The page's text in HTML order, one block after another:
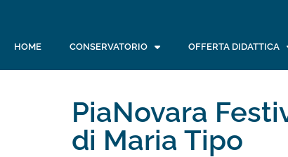
HOME CONSERVATORIO OFFERTA DIDATTICA
PiaNovara
di Maria Tipo